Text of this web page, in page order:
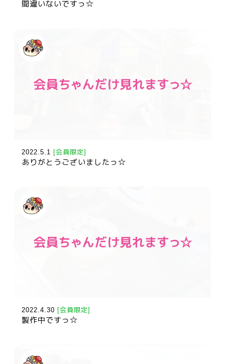
間違いないですっ☆
2022.5.1 [会員限定]
ありがとうございましたっ☆
2022.4.30 [会員限定]
製作中ですっ☆